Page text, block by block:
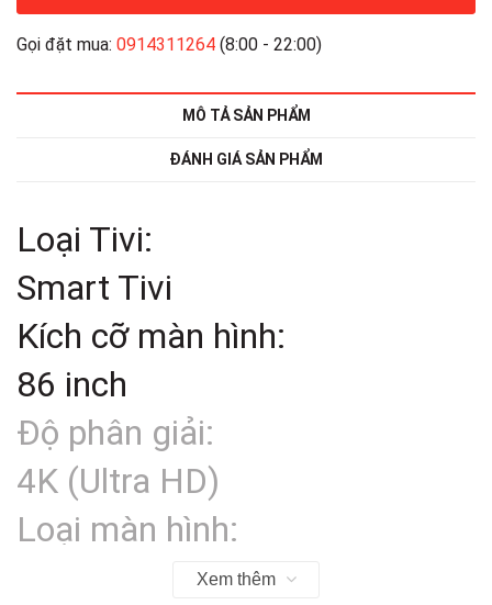
Gọi đặt mua: 0914311264 (8:00 - 22:00)
MÔ TẢ SẢN PHẨM
ĐÁNH GIÁ SẢN PHẨM
Loại Tivi:
Smart Tivi
Kích cỡ màn hình:
86 inch
Độ phân giải:
4K (Ultra HD)
Loại màn hình:
Đèn nền: LED nền (Direct
Xem thêm